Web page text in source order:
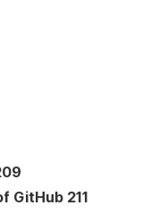
GitHub 211